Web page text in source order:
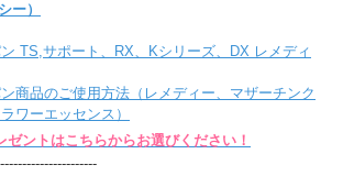
ー）
TS,サポート、RX、Kシリーズ、DX レメディ
商品のご使用方法（レメディー、マザーチンク
ワーエッセンス）
ントはこちらからお選びください！